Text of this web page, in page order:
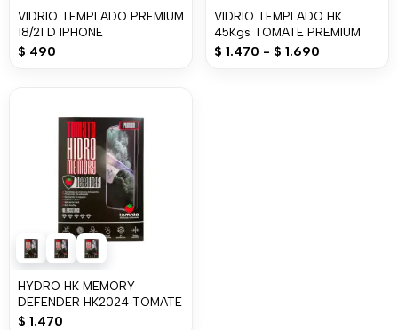
VIDRIO TEMPLADO PREMIUM
18/21 D IPHONE
$ 490
VIDRIO TEMPLADO HK
45Kgs TOMATE PREMIUM
$ 1.470 - $ 1.690
HYDRO HK MEMORY
DEFENDER HK2024 TOMATE
$ 1.470